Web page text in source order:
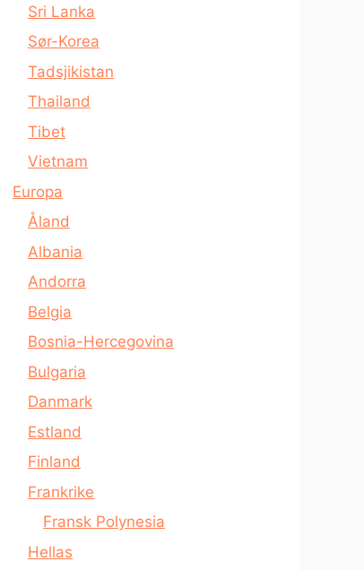
Sri Lanka
Sør-Korea
Tadsjikistan
Thailand
Tibet
Vietnam
Europa
Åland
Albania
Andorra
Belgia
Bosnia-Hercegovina
Bulgaria
Danmark
Estland
Finland
Frankrike
Fransk Polynesia
Hellas